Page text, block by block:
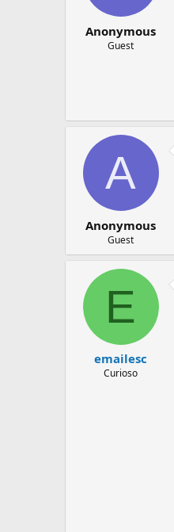
Anonymous
Guest
A
Anonymous
Guest
E
emailesc
Curioso